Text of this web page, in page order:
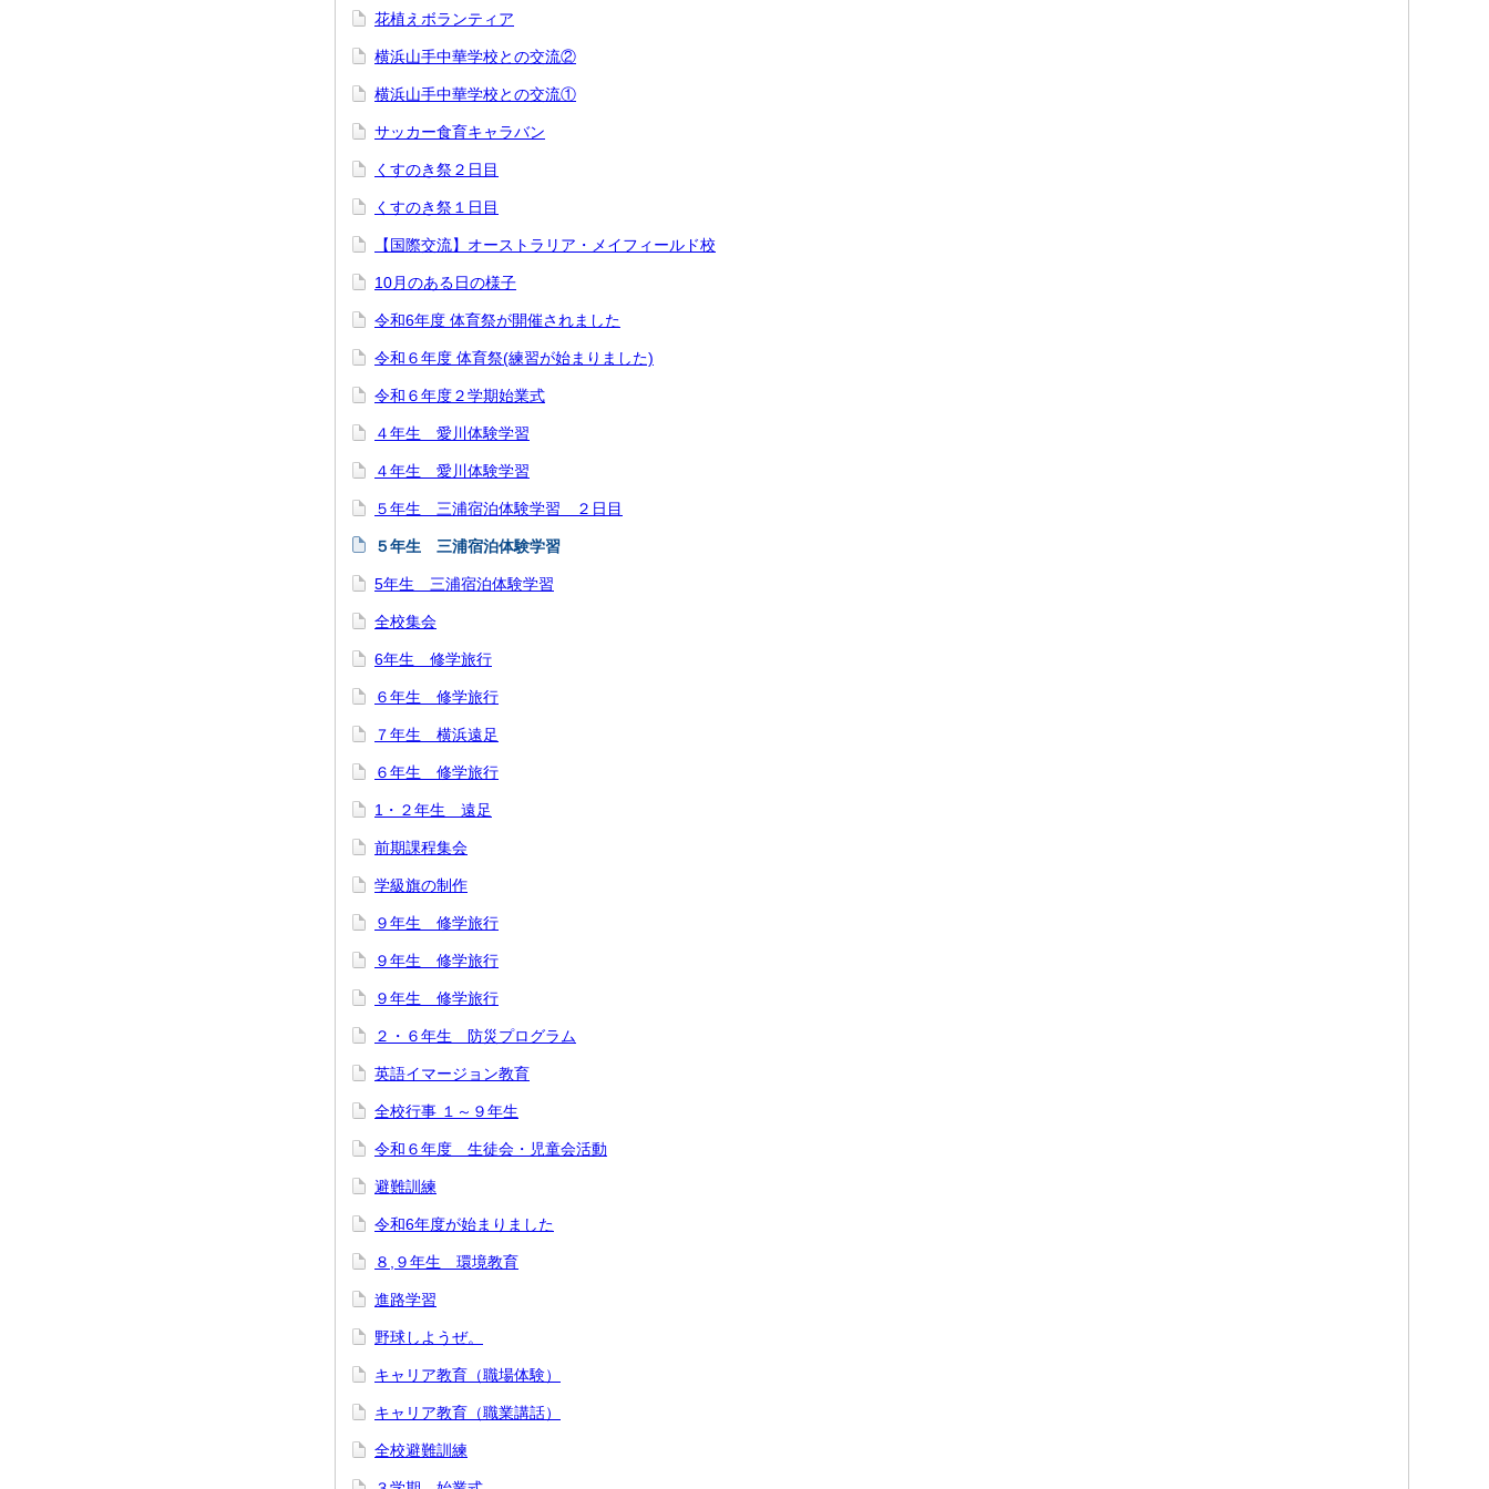
花植えボランティア
横浜山手中華学校との交流②
横浜山手中華学校との交流①
サッカー食育キャラバン
くすのき祭２日目
くすのき祭１日目
【国際交流】オーストラリア・メイフィールド校
10月のある日の様子
令和6年度 体育祭が開催されました
令和６年度 体育祭(練習が始まりました)
令和６年度２学期始業式
４年生 愛川体験学習
４年生 愛川体験学習
５年生 三浦宿泊体験学習 ２日目
５年生 三浦宿泊体験学習
5年生 三浦宿泊体験学習
全校集会
6年生 修学旅行
６年生 修学旅行
７年生 横浜遠足
６年生 修学旅行
1・２年生 遠足
前期課程集会
学級旗の制作
９年生 修学旅行
９年生 修学旅行
９年生 修学旅行
２・６年生 防災プログラム
英語イマージョン教育
全校行事 １～９年生
令和６年度 生徒会・児童会活動
避難訓練
令和6年度が始まりました
８,９年生 環境教育
進路学習
野球しようぜ。
キャリア教育（職場体験）
キャリア教育（職業講話）
全校避難訓練